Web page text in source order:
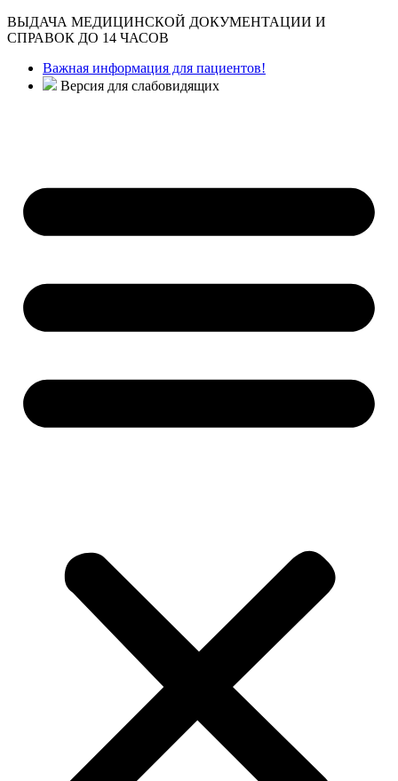
ВЫДАЧА МЕДИЦИНСКОЙ ДОКУМЕНТАЦИИ И
СПРАВОК ДО 14 ЧАСОВ
Важная информация для пациентов!
Версия для слабовидящих